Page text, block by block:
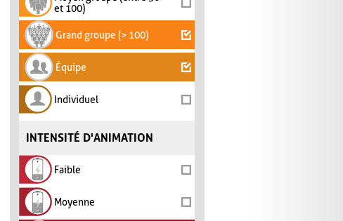
et 100)
Grand groupe (> 100)
Équipe
Individuel
INTENSITÉ D'ANIMATION
Faible
Moyenne